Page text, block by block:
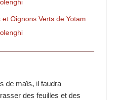
de maïs, il faudra
des feuilles et des